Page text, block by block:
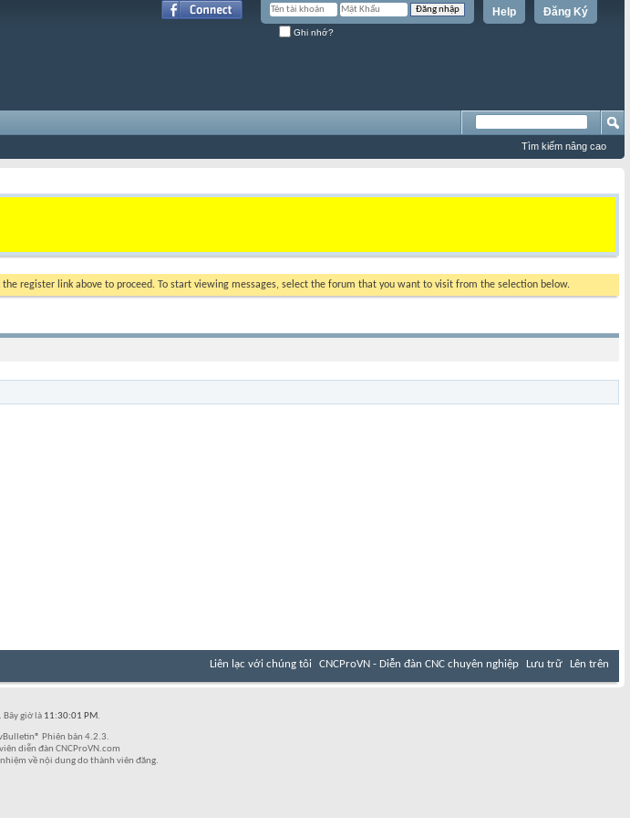
Đăng Ký
Help
Ghi nhớ?
Tìm kiếm nâng cao
the register link above to proceed. To start viewing messages, select the forum that you want to visit from the selection below.
Liên lạc với chúng tôi CNCProVN - Diễn đàn CNC chuyên nghiệp Lưu trữ Lên trên
Bây giờ là 11:30:01 PM.
Phiên bản 4.2.3.
diễn đàn CNCProVN.com
về nội dung do thành viên đăng.